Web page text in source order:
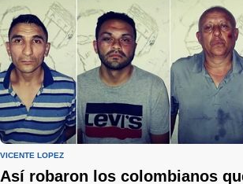
VICENTE LÓPEZ
Así robaron los colombianos